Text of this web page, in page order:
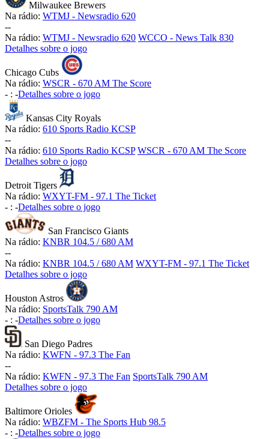
Milwaukee Brewers
Na rádio: WTMJ - Newsradio 620
--
Na rádio: WTMJ - Newsradio 620 WCCO - News Talk 830
Detalhes sobre o jogo
Chicago Cubs
Na rádio: WSCR - 670 AM The Score
- : -Detalhes sobre o jogo
Kansas City Royals
Na rádio: 610 Sports Radio KCSP
--
Na rádio: 610 Sports Radio KCSP WSCR - 670 AM The Score
Detalhes sobre o jogo
Detroit Tigers
Na rádio: WXYT-FM - 97.1 The Ticket
- : -Detalhes sobre o jogo
San Francisco Giants
Na rádio: KNBR 104.5 / 680 AM
--
Na rádio: KNBR 104.5 / 680 AM WXYT-FM - 97.1 The Ticket
Detalhes sobre o jogo
Houston Astros
Na rádio: SportsTalk 790 AM
- : -Detalhes sobre o jogo
San Diego Padres
Na rádio: KWFN - 97.3 The Fan
--
Na rádio: KWFN - 97.3 The Fan SportsTalk 790 AM
Detalhes sobre o jogo
Baltimore Orioles
Na rádio: WBZFM - The Sports Hub 98.5
- : -Detalhes sobre o jogo